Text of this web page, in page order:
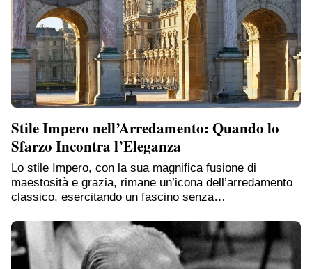
Stile Impero nell’Arredamento: Quando lo
Sfarzo Incontra l’Eleganza
Lo stile Impero, con la sua magnifica fusione di
maestosità e grazia, rimane un’icona dell’arredamento
classico, esercitando un fascino senza…